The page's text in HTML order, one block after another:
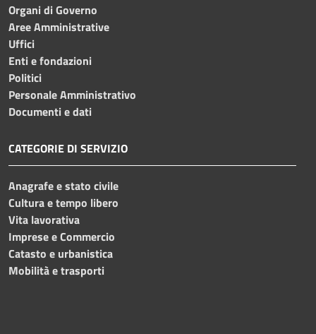
Organi di Governo
Aree Amministrative
Uffici
Enti e fondazioni
Politici
Personale Amministrativo
Documenti e dati
CATEGORIE DI SERVIZIO
Anagrafe e stato civile
Cultura e tempo libero
Vita lavorativa
Imprese e Commercio
Catasto e urbanistica
Mobilità e trasporti